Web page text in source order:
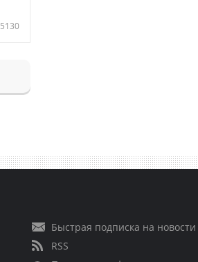
5130
Быстрая подписка на новости
RSS